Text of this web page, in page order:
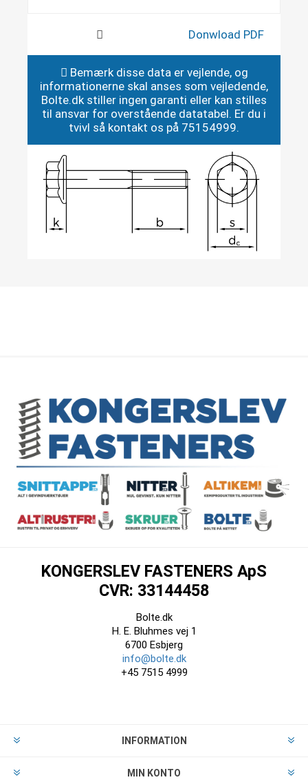
Donwload PDF
Bemærk disse data er vejlende, og
informationerne skal anses som vejledende,
Bolte.dk stiller ingen garanti eller kan stilles
til ansvar for overstående datatabel. Er du i
tvivl så kontakt os på 75154999.
KONGERSLEV FASTENERS ApS
CVR: 33144458
Bolte.dk
H. E. Bluhmes vej 1
6700 Esbjerg
info@bolte.dk
+45 7515 4999
INFORMATION
MIN KONTO